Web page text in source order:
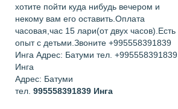
хотите пойти куда нибудь вечером и
некому вам его оставить.Оплата
часовая,час 15 лари(от двух часов).Есть
опыт с детьми.Звоните +995558391839
Инга Адрес: Батуми тел. +995558391839
Инга
Адрес: Батуми
тел. 995558391839 Инга